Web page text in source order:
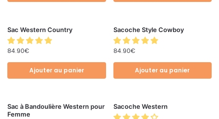
Sac Western Country
84.90€
Ajouter au panier
Sacoche Style Cowboy
84.90€
Ajouter au panier
Sac à Bandoulière Western pour
Femme
Sacoche Western